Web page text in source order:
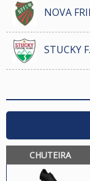
NOVA
STUCKY
CHUTEIRA